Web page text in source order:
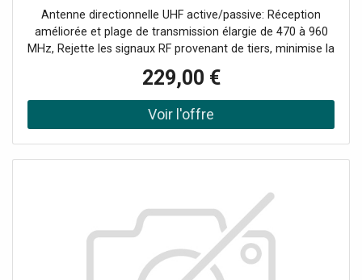
Antenne directionnelle UHF active/passive: Réception
améliorée et plage de transmission élargie de 470 à 960
MHz, Rejette les signaux RF provenant de tiers, minimise la
sensibilité aux interférences., Fonctionnement fiable
même pour les applications extérieures de courte durée,
Gain commutable (-5 dB/0 dB/+5 dB /+15 dB) pour éviter
toute perte de puissance, Alimentation à distance: CC 12
Convient aux systèmes de microphones sans fil (antenne
de réception) ou aux systèmes de monitoring intra-
auriculaire sans fil., Idéal pour les applications mobiles,
peut être monté sur n'importe quel pied de micro avec un
filetage de 9 mm (⅜") ou 16 mm (⅝")., Consignes de
229,00 €